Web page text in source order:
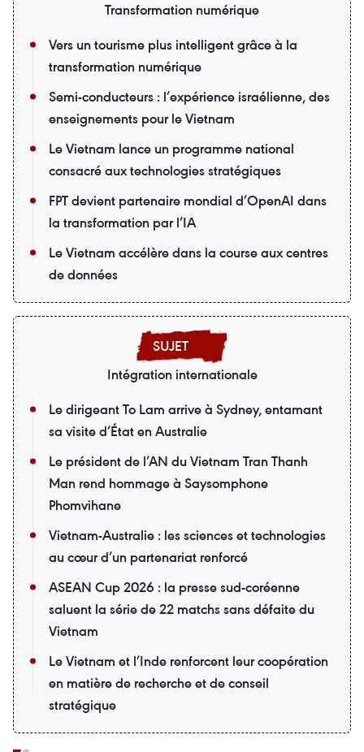
Transformation numérique
Vers un tourisme plus intelligent grâce à la
transformation numérique
Semi-conducteurs : l’expérience israélienne, des
enseignements pour le Vietnam
Le Vietnam lance un programme national
consacré aux technologies stratégiques
FPT devient partenaire mondial d’OpenAI dans
la transformation par l’IA
Le Vietnam accélère dans la course aux centres
de données
Intégration internationale
Le dirigeant To Lam arrive à Sydney, entamant
sa visite d’État en Australie
Le président de l’AN du Vietnam Tran Thanh
Man rend hommage à Saysomphone
Phomvihane
Vietnam-Australie : les sciences et technologies
au cœur d’un partenariat renforcé
ASEAN Cup 2026 : la presse sud-coréenne
saluent la série de 22 matchs sans défaite du
Vietnam
Le Vietnam et l’Inde renforcent leur coopération
en matière de recherche et de conseil
stratégique